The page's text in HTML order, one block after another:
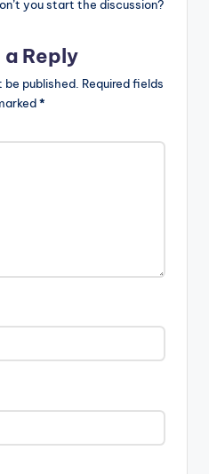
you start the discussion?
a Reply
be published. Required fields
*